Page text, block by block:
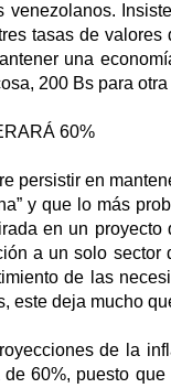
venezolanos.
tasas de valores
una
200 Bs para
60%
persistir en
y que lo más
en un proyecto
a un solo sector
de las
este deja mucho
de la
60%, puesto que